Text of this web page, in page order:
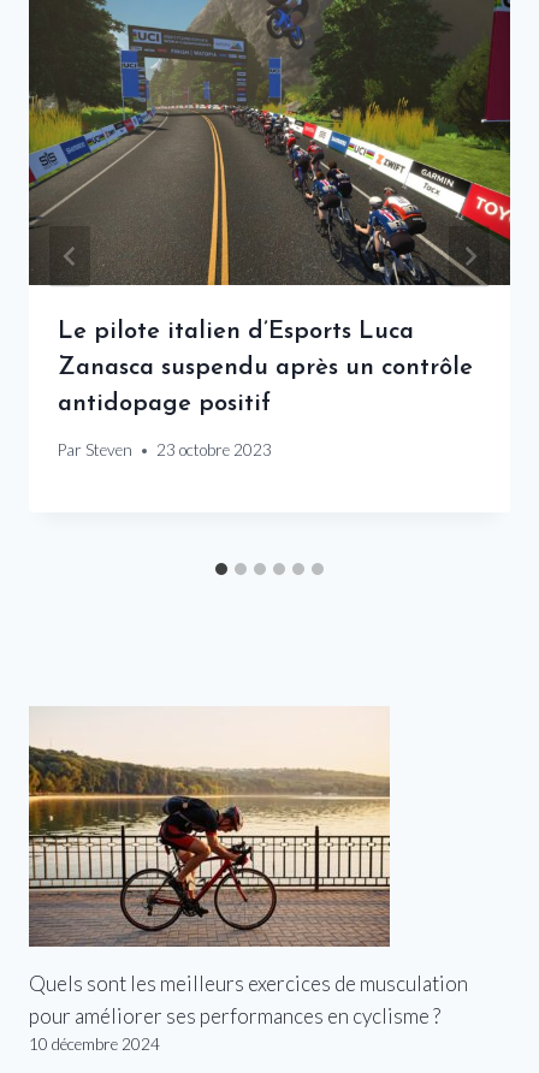
Le pilote italien d’Esports Luca
Zanasca suspendu après un contrôle
antidopage positif
Par Steven 23 octobre 2023
Quels sont les meilleurs exercices de musculation
pour améliorer ses performances en cyclisme ?
10 décembre 2024